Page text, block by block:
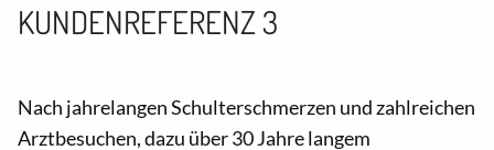
KUNDENREFERENZ 3
Nach jahrelangen Schulterschmerzen und zahlreichen
Arztbesuchen, dazu über 30 Jahre langem